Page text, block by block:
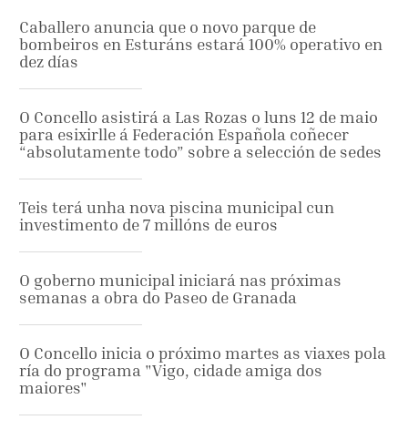
Caballero anuncia que o novo parque de
bombeiros en Esturáns estará 100% operativo en
dez días
O Concello asistirá a Las Rozas o luns 12 de maio
para esixirlle á Federación Española coñecer
“absolutamente todo” sobre a selección de sedes
Teis terá unha nova piscina municipal cun
investimento de 7 millóns de euros
O goberno municipal iniciará nas próximas
semanas a obra do Paseo de Granada
O Concello inicia o próximo martes as viaxes pola
ría do programa "Vigo, cidade amiga dos
maiores"